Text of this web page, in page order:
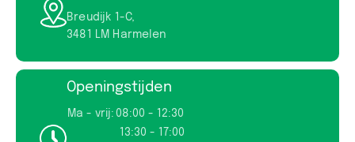
Breudijk 1-C,
3481 LM Harmelen
Openingstijden
Ma - vrij: 08:00 - 12:30
13:30 - 17:00